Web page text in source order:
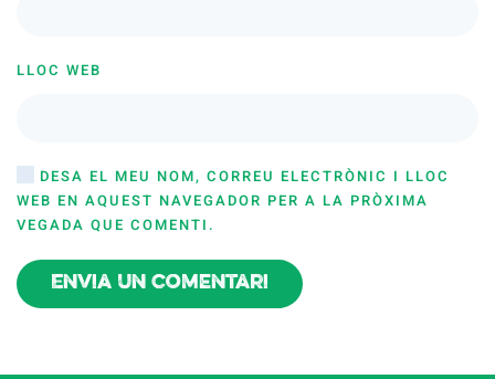
LLOC WEB
DESA EL MEU NOM, CORREU ELECTRÒNIC I LLOC
WEB EN AQUEST NAVEGADOR PER A LA PRÒXIMA
VEGADA QUE COMENTI.
Envia un comentari